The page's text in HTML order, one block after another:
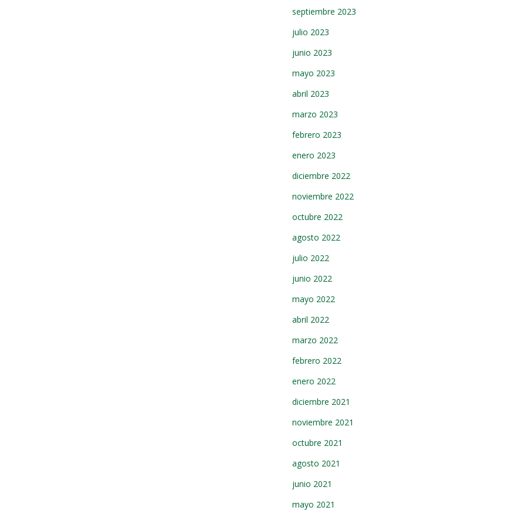
septiembre 2023
julio 2023
junio 2023
mayo 2023
abril 2023
marzo 2023
febrero 2023
enero 2023
diciembre 2022
noviembre 2022
octubre 2022
agosto 2022
julio 2022
junio 2022
mayo 2022
abril 2022
marzo 2022
febrero 2022
enero 2022
diciembre 2021
noviembre 2021
octubre 2021
agosto 2021
junio 2021
mayo 2021